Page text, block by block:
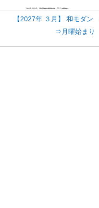
【2027年 ３月】 和モダン
⇒月曜始まり